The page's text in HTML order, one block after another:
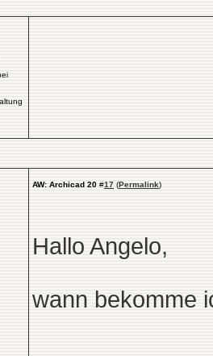
AW: Archicad 20 #17 (Permalink)
Hallo Angelo,
wann bekomme